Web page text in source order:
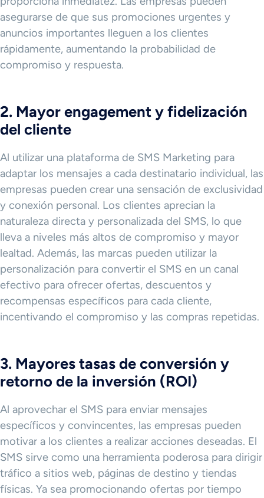
asegurarse de que sus promociones urgentes y
anuncios importantes lleguen a los clientes
rápidamente, aumentando la probabilidad de
compromiso y respuesta.
2. Mayor engagement y fidelización
del cliente
Al utilizar una plataforma de SMS Marketing para
adaptar los mensajes a cada destinatario individual, las
empresas pueden crear una sensación de exclusividad
y conexión personal. Los clientes aprecian la
naturaleza directa y personalizada del SMS, lo que
lleva a niveles más altos de compromiso y mayor
lealtad. Además, las marcas pueden utilizar la
personalización para convertir el SMS en un canal
efectivo para ofrecer ofertas, descuentos y
recompensas específicos para cada cliente,
incentivando el compromiso y las compras repetidas.
3. Mayores tasas de conversión y
retorno de la inversión (ROI)
Al aprovechar el SMS para enviar mensajes
específicos y convincentes, las empresas pueden
motivar a los clientes a realizar acciones deseadas. El
SMS sirve como una herramienta poderosa para dirigir
tráfico a sitios web, páginas de destino y tiendas
físicas. Ya sea promocionando ofertas por tiempo